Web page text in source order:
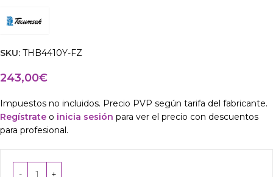
SKU: THB4410Y-FZ
243,00€
Impuestos no incluidos. Precio PVP según tarifa del fabricante.
Regístrate o inicia sesión para ver el precio con descuentos
para profesional.